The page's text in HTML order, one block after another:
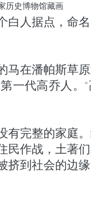
历史博物馆藏画
白人据点，命
马在潘帕斯草
代高乔人。“
有完整的家庭
民作战，土著
到社会的边缘